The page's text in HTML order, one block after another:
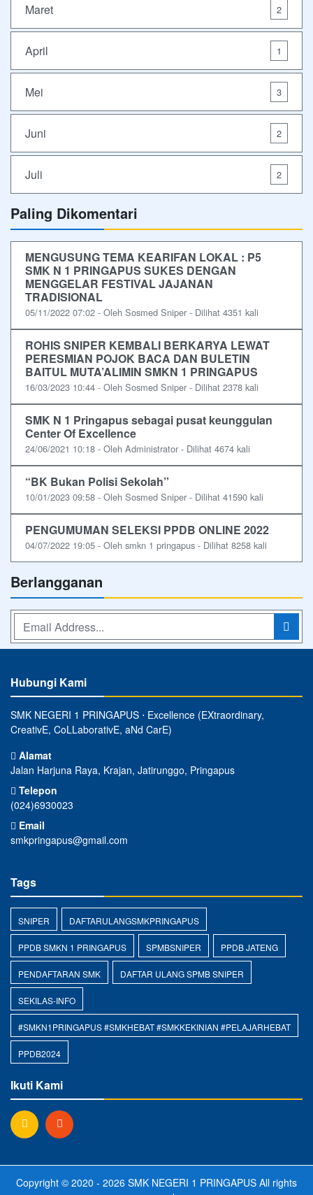
Maret 2
April 1
Mei 3
Juni 2
Juli 2
Paling Dikomentari
MENGUSUNG TEMA KEARIFAN LOKAL : P5
SMK N 1 PRINGAPUS SUKES DENGAN
MENGGELAR FESTIVAL JAJANAN
TRADISIONAL
05/11/2022 07:02 - Oleh Sosmed Sniper - Dilihat 4351 kali
ROHIS SNIPER KEMBALI BERKARYA LEWAT
PERESMIAN POJOK BACA DAN BULETIN
BAITUL MUTA’ALIMIN SMKN 1 PRINGAPUS
16/03/2023 10:44 - Oleh Sosmed Sniper - Dilihat 2378 kali
SMK N 1 Pringapus sebagai pusat keunggulan
Center Of Excellence
24/06/2021 10:18 - Oleh Administrator - Dilihat 4674 kali
“BK Bukan Polisi Sekolah”
10/01/2023 09:58 - Oleh Sosmed Sniper - Dilihat 41590 kali
PENGUMUMAN SELEKSI PPDB ONLINE 2022
04/07/2022 19:05 - Oleh smkn 1 pringapus - Dilihat 8258 kali
Berlangganan
Hubungi Kami
SMK NEGERI 1 PRINGAPUS ⋅ Excellence (EXtraordinary,
CreativE, CoLLaborativE, aNd CarE)
Alamat
Jalan Harjuna Raya, Krajan, Jatirunggo, Pringapus
Telepon
(024)6930023
Email
smkpringapus@gmail.com
Tags
SNIPER DAFTARULANGSMKPRINGAPUS
PPDB SMKN 1 PRINGAPUS SPMBSNIPER PPDB JATENG
PENDAFTARAN SMK DAFTAR ULANG SPMB SNIPER
SEKILAS-INFO
#SMKN1PRINGAPUS #SMKHEBAT #SMKKEKINIAN #PELAJARHEBAT
PPDB2024
Ikuti Kami
Copyright © 2020 - 2026 SMK NEGERI 1 PRINGAPUS All rights